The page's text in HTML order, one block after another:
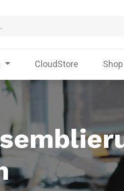
CloudStore Shop